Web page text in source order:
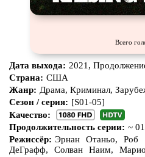
Всего
Дата выхода: 2021,
Страна: США
Жанр: Драма, Криминал,
Сезон / серия: [S01-05]
Качество:
Продолжительность серии: ~
Режиссёр: Эрнан Отаньо, Роб
ДеГрафф, Солван Наим,